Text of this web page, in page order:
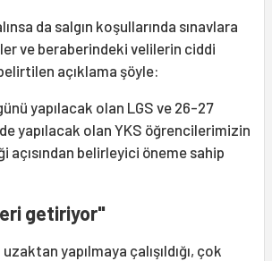
da salgın koşullarında sınavlara
ve beraberindeki velilerin ciddi
açıklama şöyle:
yapılacak olan LGS ve 26-27
yapılacak olan YKS öğrencilerimizin
açısından belirleyici öneme sahip
getiriyor"
yapılmaya çalışıldığı, çok